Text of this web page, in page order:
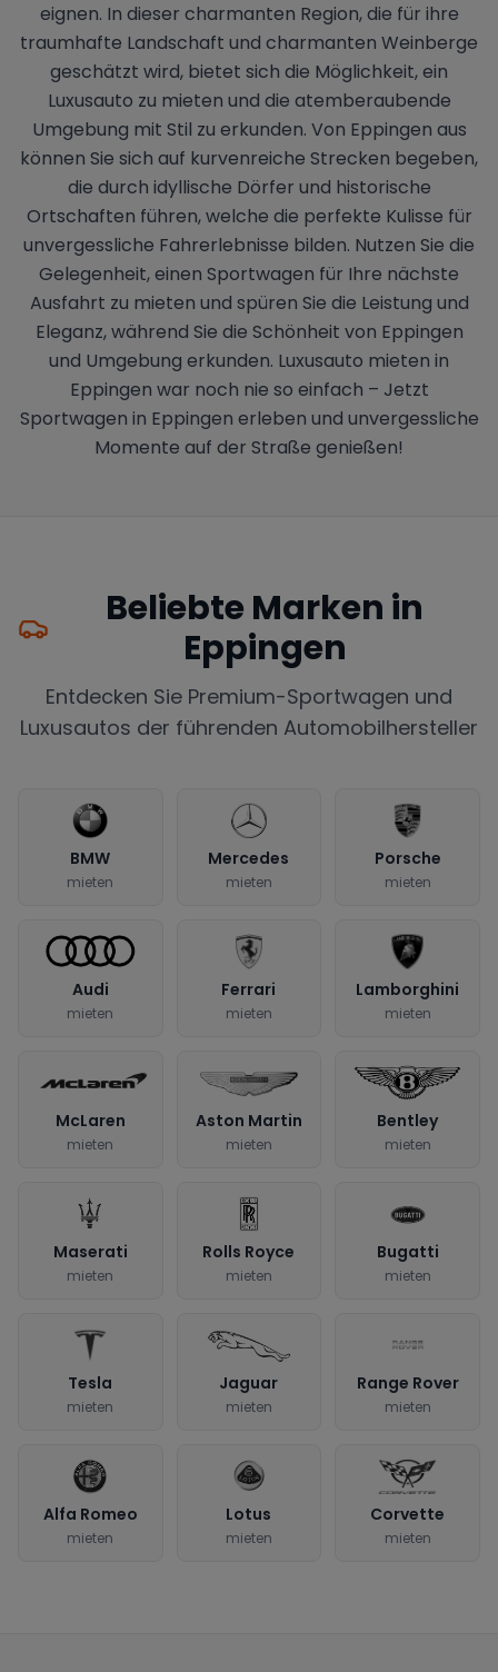
eignen. In dieser charmanten Region, die für ihre
traumhafte Landschaft und charmanten Weinberge
geschätzt wird, bietet sich die Möglichkeit, ein
Luxusauto zu mieten und die atemberaubende
Umgebung mit Stil zu erkunden. Von Eppingen aus
können Sie sich auf kurvenreiche Strecken begeben,
die durch idyllische Dörfer und historische
Ortschaften führen, welche die perfekte Kulisse für
unvergessliche Fahrerlebnisse bilden. Nutzen Sie die
Gelegenheit, einen Sportwagen für Ihre nächste
Ausfahrt zu mieten und spüren Sie die Leistung und
Eleganz, während Sie die Schönheit von Eppingen
und Umgebung erkunden. Luxusauto mieten in
Eppingen war noch nie so einfach – Jetzt
Sportwagen in Eppingen erleben und unvergessliche
Momente auf der Straße genießen!
Beliebte Marken in
Eppingen
Entdecken Sie Premium-Sportwagen und
Luxusautos der führenden Automobilhersteller
BMW
mieten
Mercedes
mieten
Porsche
mieten
Audi
mieten
Ferrari
mieten
Lamborghini
mieten
McLaren
mieten
Aston Martin
mieten
Bentley
mieten
Maserati
mieten
Rolls Royce
mieten
Bugatti
mieten
Tesla
mieten
Jaguar
mieten
Range Rover
mieten
Alfa Romeo
mieten
Lotus
mieten
Corvette
mieten